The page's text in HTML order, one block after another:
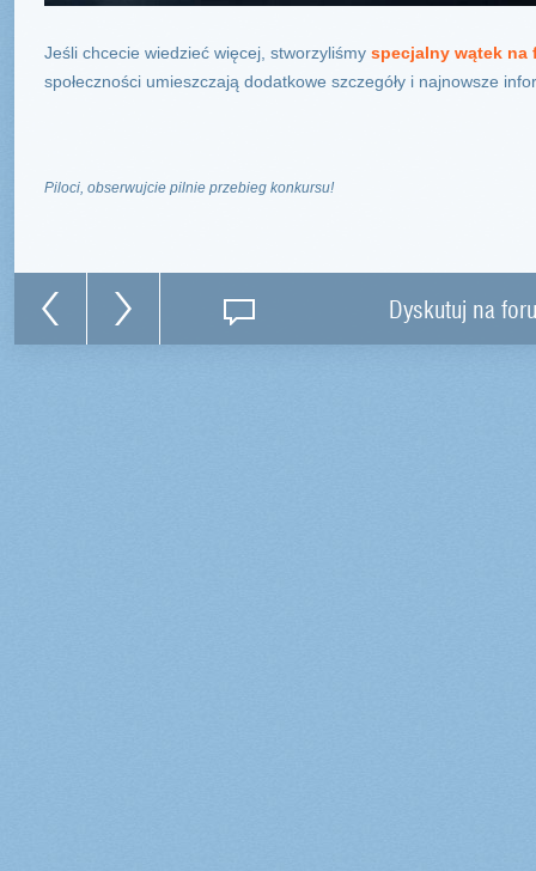
Jeśli chcecie wiedzieć więcej, stworzyliśmy specjalny wątek na
społeczności umieszczają dodatkowe szczegóły i najnowsze
Piloci, obserwujcie pilnie przebieg konkursu!
Dyskutuj na